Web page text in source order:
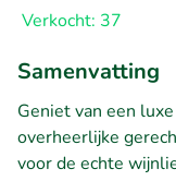
Verkocht: 37
Samenvatting
Geniet van een
overheerlijke
voor de echte